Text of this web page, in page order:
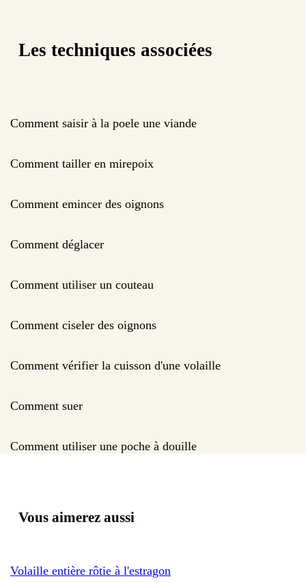
Les techniques associées
Comment saisir à la poele une viande
Comment tailler en mirepoix
Comment emincer des oignons
Comment déglacer
Comment utiliser un couteau
Comment ciseler des oignons
Comment vérifier la cuisson d'une volaille
Comment suer
Comment utiliser une poche à douille
Vous aimerez aussi
Volaille entière rôtie à l'estragon